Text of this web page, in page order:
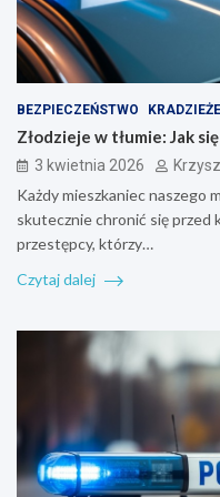
BEZPIECZEŃSTWO KRADZIEŻE
Złodzieje w tłumie: Jak
3 kwietnia 2026
Każdy mieszkaniec naszego
skutecznie chronić się przed
przestępcy, którzy…
Czytaj dalej